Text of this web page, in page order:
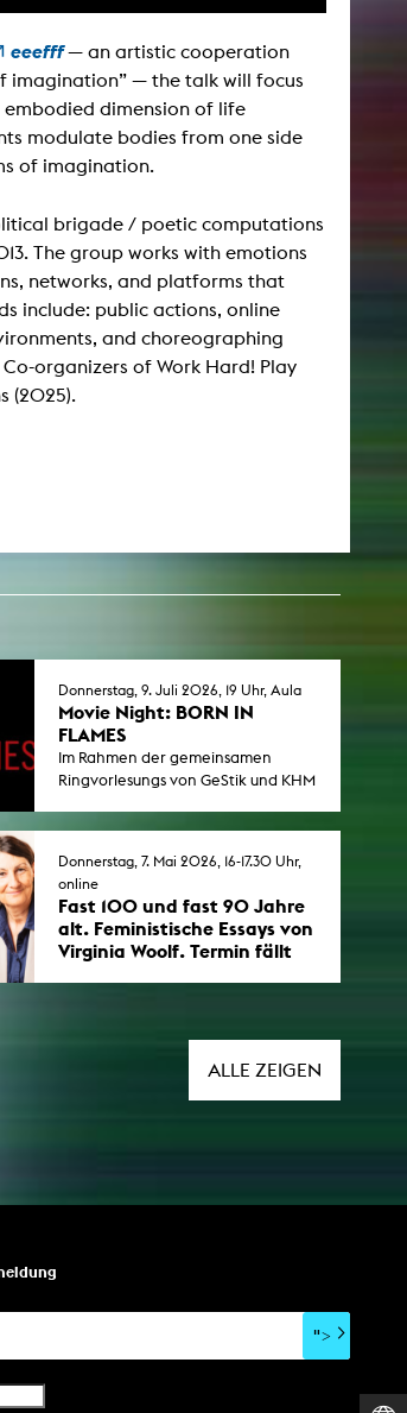
eeefff — an artistic cooperation
imagination” — the talk will focus
embodied dimension of life
modulate bodies from one side
of imagination.
brigade / poetic computations
The group works with emotions
networks, and platforms that
include: public actions, online
and choreographing
organizers of Work Hard! Play
(2025).
Donnerstag, 9. Juli 2026, 19 Uhr, Aula
Movie Night: BORN IN
FLAMES
Im Rahmen der gemeinsamen
Ringvorlesungs von GeStik und KHM
Flames" (OMU).
Donnerstag, 7. Mai 2026, 16-17.30 Uhr,
online
Fast 100 und fast 90 Jahre
alt. Feministische Essays von
Virginia Woolf. Termin fällt
Woolf zu Selbstbestimmung und
Faschisierung. DIE VERANSTALTUNG
ALLE ZEIGEN
">
Presse Downloads